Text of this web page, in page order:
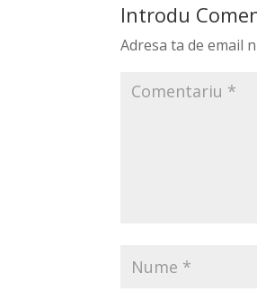
Introdu
Adresa ta de email